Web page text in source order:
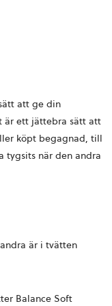
att ge din
är ett jättebra sätt att
köpt begagnad, till
tygsits när den andra
är i tvätten
Balance Soft